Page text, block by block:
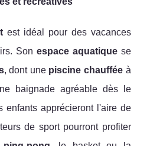
est idéal pour des vacances
Sonespace aquatiquese
, dont une piscine chauffée à
baignade agréable dès le
enfants apprécieront l'aire de
de sport pourront profiter